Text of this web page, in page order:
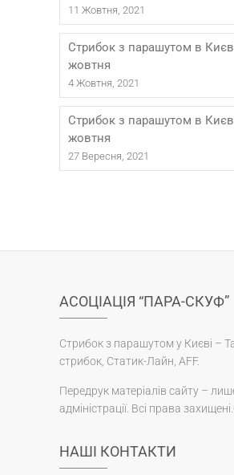
11 Жовтня, 2021
Стрибок з парашутом в
жовтня
4 Жовтня, 2021
Стрибок з парашутом в
жовтня
27 Вересня, 2021
АСОЦІАЦІЯ “ПАРА-СКУФ”
Стрибок з парашутом у Києві –
стрибок, Статик-Лайн, AFF.
Передрук матеріалів сайту –
адміністрації. Всі права
НАШІ КОНТАКТИ